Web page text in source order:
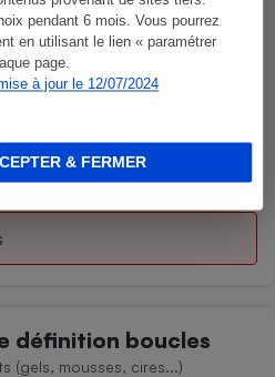
pendant 6 mois. Vous pourrez
en utilisant le lien « paramétrer
page.
à jour le 12/07/2024
& FERMER
définition boucles
(gels, mousses, cires...)